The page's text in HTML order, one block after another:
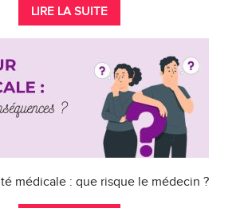
LIRE LA SUITE
médicale : que risque le médecin ?